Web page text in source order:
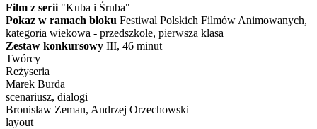
Film z serii "Kuba i Śruba"
Pokaz w ramach bloku Festiwal Polskich Filmów Animowanych,
kategoria wiekowa - przedszkole, pierwsza klasa
Zestaw konkursowy III, 46 minut
Twórcy
Reżyseria
Marek Burda
scenariusz, dialogi
Bronisław Zeman, Andrzej Orzechowski
layout